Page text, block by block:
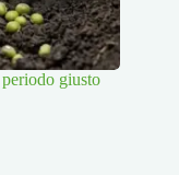
giusto